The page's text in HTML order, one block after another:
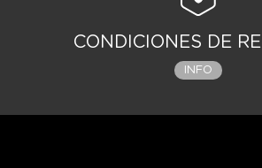
CONDICIONES DE
INFO